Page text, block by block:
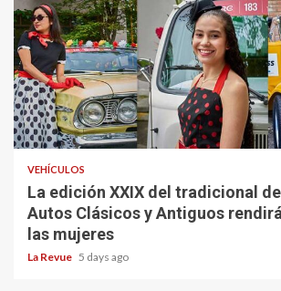
VEHÍCULOS
La edición XXIX del tradicional
Autos Clásicos y Antiguos
las mujeres
La Revue 5 days ago